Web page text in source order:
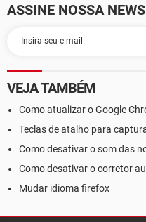
ASSINE NOSSA
VEJA TAMBÉM
Como atualizar o Google
Teclas de atalho para
Como desativar o som das
Como desativar o corretor
Mudar idioma firefox